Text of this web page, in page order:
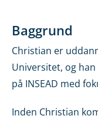
Baggrund
Christian er
Universitet, og
på INSEAD med
Inden Christian